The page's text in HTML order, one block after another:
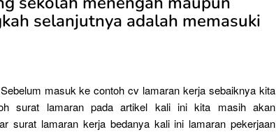
selanjutnya adalah memasuki
masuk ke contoh cv lamaran kerja sebaiknya kita
surat lamaran pada artikel kali ini kita masih akan
surat lamaran kerja bedanya kali ini lamaran pekerjaan